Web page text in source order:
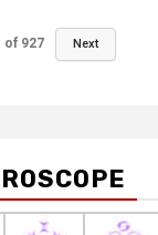
of 927 Next